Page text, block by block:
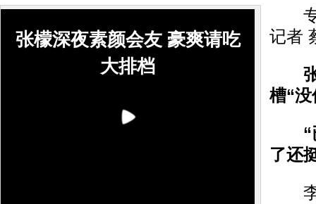
张檬深夜素颜会友 豪爽请吃
大排档
专
记者
槽“没
“已
了还
李